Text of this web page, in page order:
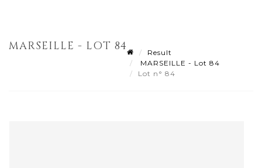
MARSEILLE - LOT 84
Result
MARSEILLE - Lot 84
Lot n° 84